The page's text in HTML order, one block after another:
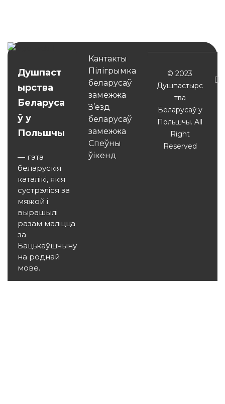
Душпаст
ырства
Беларуса
ў у
Польшчы
— гэта
беларускія
каталікі, якія
сустрэліся за
мяжой і
вырашылі
разам маліцца
за
Бацькаўшчыну
на роднай
мове.
Кантакты
Пілігрымка
беларусаў
замежжа
З’езд
беларусаў
замежжа
Спеўны
ўікенд
© 2023
Душпастырс
тва
Беларусаў у
Польшчы. All
Right
Reserved